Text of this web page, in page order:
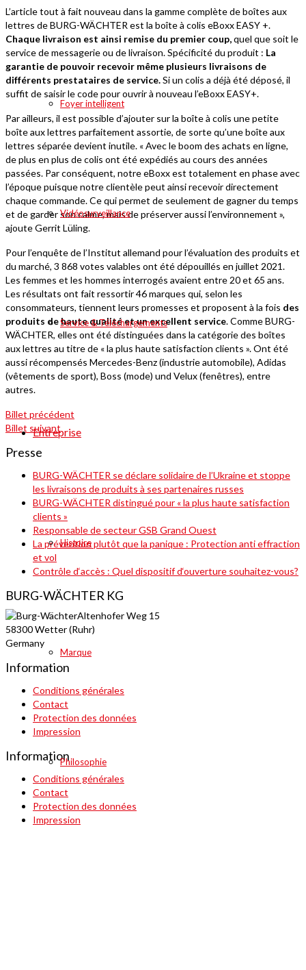
Foyer intelligent
Vidéosurveillance
Service & Téléchargements
Entreprise
Histoire
Marque
Philosophie
L’article tout à fait nouveau dans la gamme complète de boîtes aux
lettres de BURG-WÄCHTER est la boîte à colis eBoxx EASY +.
Chaque livraison est ainsi remise du premier coup,quel que soit le
service de messagerie ou de livraison. Spécificité du produit : La
garantie de pouvoir recevoir même plusieurs livraisons de
différents prestataires de service.Si un colis a déjà été déposé, il
suffit de saisir le code pour ouvrir à nouveau l’eBoxx EASY+.
Par ailleurs, il est possible d’ajouter sur la boîte à colis une petite
boîte aux lettres parfaitement assortie, de sorte qu’une boîte aux
lettres séparée devient inutile. « Avec le boom des achats en ligne,
de plus en plus de colis ont été expédiés au cours des années
passées. Par conséquent, notre eBoxx est totalement en phase avec
l’époque puisque notre clientèle peut ainsi recevoir directement
chaque commande. Ce qui permet de seulement de gagner du temps
et de garder son calme, mais de préserver aussi l’environnement »,
ajoute Gerrit Lüling.
Pour l’enquête de l’Institut allemand pour l’évaluation des produits et
du marché, 3 868 votes valables ont été dépouillés en juillet 2021.
Les femmes et les hommes interrogés avaient entre 20 et 65 ans.
Les résultats ont fait ressortir 46 marques qui, selon les
consommateurs, tiennent leurs promesses et proposent à la fois des
produits de haute qualité et un excellent service. Comme BURG-
WÄCHTER, elles ont été distinguées dans la catégorie des boîtes
aux lettres au titre de « la plus haute satisfaction clients ». Ont été
aussi récompensés Mercedes-Benz (industrie automobile), Adidas
(vêtements de sport), Boss (mode) und Velux (fenêtres), entre
autres.
Billet précédent
Billet suivant
Presse
BURG-WÄCHTER se déclare solidaire de l’Ukraine et stoppe
les livraisons de produits à ses partenaires russes
BURG-WÄCHTER distingué pour « la plus haute satisfaction
clients »
Responsable de secteur GSB Grand Ouest
La prévention plutôt que la panique : Protection anti effraction
et vol
Contrôle d‘accès : Quel dispositif d‘ouverture souhaitez-vous?
BURG-WÄCHTER KG
Altenhofer Weg 15
58300 Wetter (Ruhr)
Germany
Information
Conditions générales
Contact
Protection des données
Impression
Information
Conditions générales
Contact
Protection des données
Impression